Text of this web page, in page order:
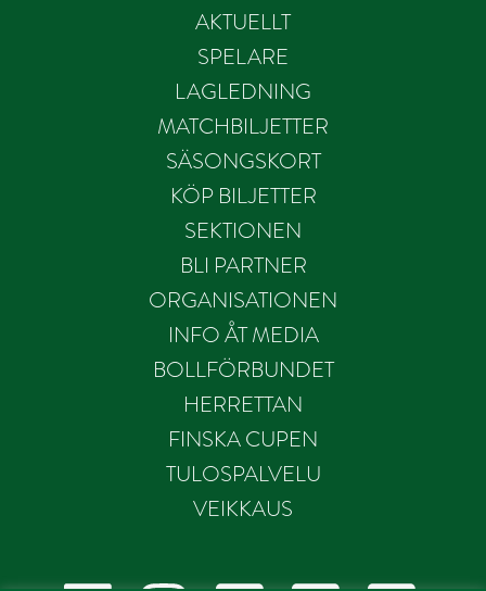
AKTUELLT
SPELARE
LAGLEDNING
MATCHBILJETTER
SÄSONGSKORT
KÖP BILJETTER
SEKTIONEN
BLI PARTNER
ORGANISATIONEN
INFO ÅT MEDIA
BOLLFÖRBUNDET
HERRETTAN
FINSKA CUPEN
TULOSPALVELU
VEIKKAUS